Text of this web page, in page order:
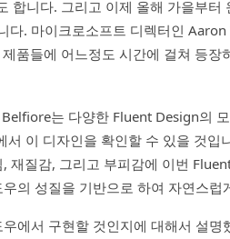
합니다. 그리고 이제 올해 가을부터
. 마이크로소프트 디렉터인 Aaron
품들에 어느정도 시간에 걸쳐 등장
는 다양한 Fluent Design의
이 디자인을 확인할 수 있을 것입
재질감, 그리고 부피감에 이번
의 성질을 기반으로 하여 자연스럽
에서 구현할 것인지에 대해서 설명